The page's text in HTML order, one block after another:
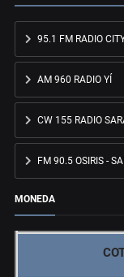
95.1 FM RADIO
AM 960 RADIO YÍ
CW 155 RADIO
FM 90.5 OSIRIS -
MONEDA